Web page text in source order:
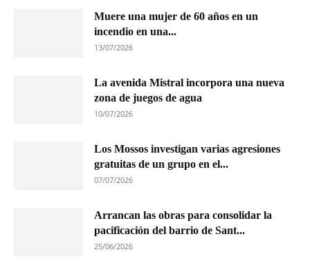
Muere una mujer de 60 años en un
incendio en una...
13/07/2026
La avenida Mistral incorpora una nueva
zona de juegos de agua
10/07/2026
Los Mossos investigan varias agresiones
gratuitas de un grupo en el...
07/07/2026
Arrancan las obras para consolidar la
pacificación del barrio de Sant...
25/06/2026